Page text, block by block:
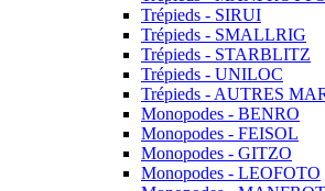
Trépieds - SIRUI
Trépieds - SMALLRIG
Trépieds - STARBLITZ
Trépieds - UNILOC
Trépieds - AUTRES
Monopodes - BENRO
Monopodes - FEISOL
Monopodes - GITZO
Monopodes - LEOFOTO